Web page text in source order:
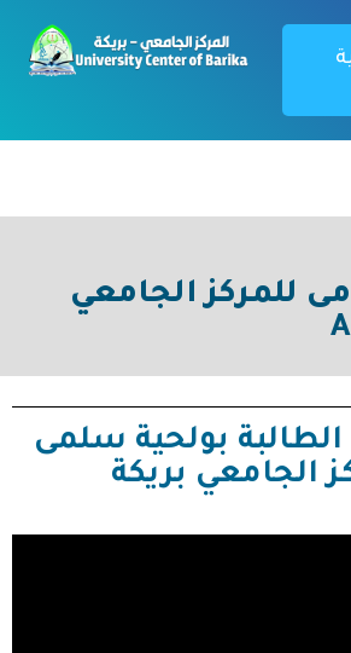
للمركز الجامعي
بولحية سلمى
الجامعي بريكة